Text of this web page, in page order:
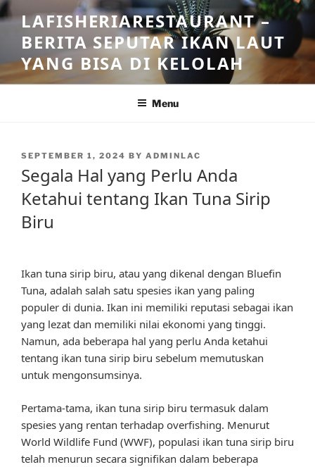
Skip
to
content
LAFISHERIARESTAURANT –
BERITA SEPUTAR IKAN LAUT
YANG BISA DI KELOLAH
Menu
POSTED
SEPTEMBER 1, 2024 BY ADMINLAC
Segala Hal yang Perlu Anda
Ketahui tentang Ikan Tuna Sirip
Biru
Ikan tuna sirip biru, atau yang dikenal dengan Bluefin
Tuna, adalah salah satu spesies ikan yang paling
populer di dunia. Ikan ini memiliki reputasi sebagai ikan
yang lezat dan memiliki nilai ekonomi yang tinggi.
Namun, ada beberapa hal yang perlu Anda ketahui
tentang ikan tuna sirip biru sebelum memutuskan
untuk mengonsumsinya.
Pertama-tama, ikan tuna sirip biru termasuk dalam
spesies yang rentan terhadap overfishing. Menurut
World Wildlife Fund (WWF), populasi ikan tuna sirip biru
telah menurun secara signifikan dalam beberapa